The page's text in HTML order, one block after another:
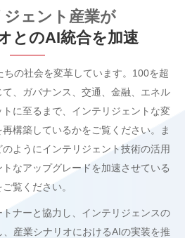
ェント産業が
とのAI統合を加速
ちの社会を変革しています。100を超
、ガバナンス、交通、金融、エネル
に至るまで、インテリジェントな変
構築しているかをご覧ください。ま
ようにインテリジェント技術の活用
なアップグレードを加速させている
覧ください。
ナーと協力し、インテリジェンスの
産業シナリオにおけるAIの実装を推